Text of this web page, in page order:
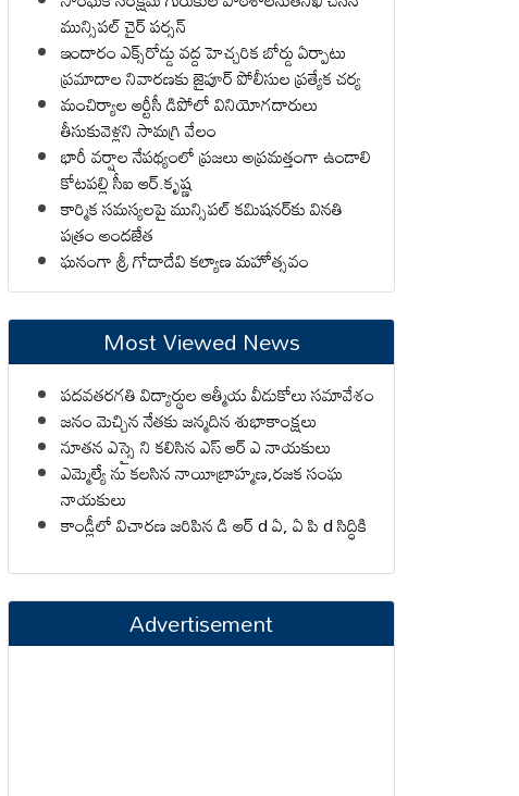
మున్సిపల్ చైర్ పర్సన్
ఇందారం ఎక్స్‌రోడ్డు వద్ద హెచ్చరిక బోర్డు ఏర్పాటు
ప్రమాదాల నివారణకు జైపూర్ పోలీసుల ప్రత్యేక చర్య
మంచిర్యాల ఆర్టీసీ డిపోలో వినియోగదారులు
తీసుకువెళ్లని సామగ్రి వేలం
భారీ వర్షాల నేపథ్యంలో ప్రజలు అప్రమత్తంగా ఉండాలి
కోటపల్లి సీఐ ఆర్.కృష్ణ
కార్మిక సమస్యలపై మున్సిపల్ కమిషనర్‌కు వినతి
పత్రం అందజేత
ఘనంగా శ్రీ గోదాదేవి కల్యాణ మహోత్సవం
Most Viewed News
పదవతరగతి విద్యార్థుల ఆత్మీయ వీడుకోలు సమావేశం
జనం మెచ్చిన నేతకు జన్మదిన శుభాకాంక్షలు
నూతన ఎస్సై ని కలిసిన ఎస్ ఆర్ ఎ నాయకులు
ఎమ్మెల్యే ను కలసిన నాయీబ్రాహ్మణ,రజక సంఘ
నాయకులు
కాండ్లీలో విచారణ జరిపిన డి ఆర్ d ఏ, ఏ పి d సిద్ధికి
Advertisement